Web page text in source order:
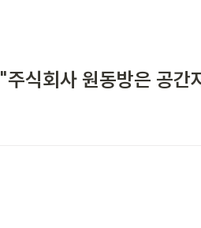
"주식회사 원동방은 공간